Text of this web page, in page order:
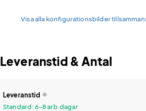
Visa alla konfigurationsbilder
Leveranstid & Antal
Leveranstid
Standard: 6-8 arb.dagar